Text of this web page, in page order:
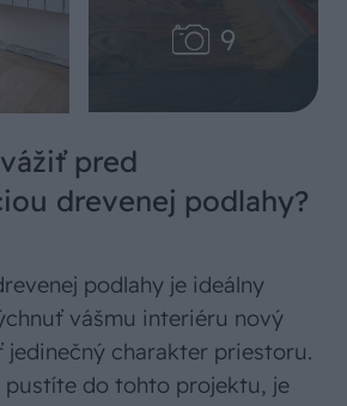
pred
drevenej podlahy?
podlahy je ideálny
vášmu interiéru nový
jedinečný charakter priestoru.
pustíte do tohto projektu, je